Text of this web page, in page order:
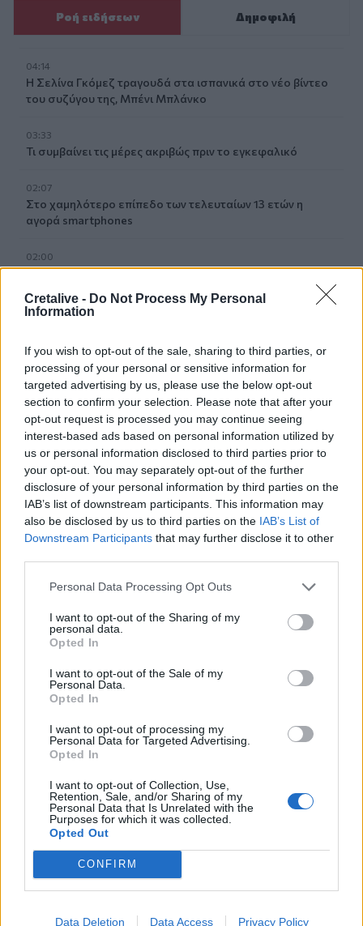
Cretalive - Do Not Process My Personal
Information
If you wish to opt-out of the sale, sharing to third parties, or
processing of your personal or sensitive information for
targeted advertising by us, please use the below opt-out
section to confirm your selection. Please note that after your
opt-out request is processed you may continue seeing
interest-based ads based on personal information utilized by
us or personal information disclosed to third parties prior to
your opt-out. You may separately opt-out of the further
disclosure of your personal information by third parties on the
IAB’s list of downstream participants. This information may
also be disclosed by us to third parties on the IAB’s List of
Downstream Participants that may further disclose it to other
Personal Data Processing Opt Outs
I want to opt-out of the Sharing of my
personal data.
Opted In
I want to opt-out of the Sale of my
Personal Data.
Opted In
I want to opt-out of processing my
Personal Data for Targeted Advertising.
Opted In
I want to opt-out of Collection, Use,
Retention, Sale, and/or Sharing of my
Personal Data that Is Unrelated with the
Purposes for which it was collected.
Opted Out
CONFIRM
Data Deletion Data Access Privacy Policy
Ροή ειδήσεων Δημοφιλή
04:14
Η Σελίνα Γκόμεζ τραγουδά στα ισπανικά στο νέο βίντεο
του συζύγου της, Μπένι Μπλάνκο
03:33
Τι συμβαίνει τις μέρες ακριβώς πριν το εγκεφαλικό
02:07
Στο χαμηλότερο επίπεδο των τελευταίων 13 ετών η
αγορά smartphones
02:00
Νέιθαν Τόμας: Το παιδί-θαύμα που έγινε καθηγητής
σταφύλια
23:55
Βρετανία: Η κυβέρνηση δεν θα προχωρήσει σε διεξαγωγή
έρευνας για τον Έπστιν
ΗΠΑ: Ο Ζούκερμπεργκ ζήτησε συγγνώμη από την
κυβέρνηση της Ινδίας για περιεχόμενο και λάθη της Meta
23:40
Βόλος: Υπό έλεγχο η φωτιά στο Αρχαίο Θέατρο
Δημητριάδος
Φωτιά σε χαμηλή βλάστηση στην Κάρπαθο
Κολομβία: Διασώθηκε ιπποποταμάκι από την αποικία του
Πάμπλο Εσκομπάρ
Κυψέλη: Τα δύο σενάρια που εξετάζουν οι Αρχές για τη
δολοφονία της Σκωτσέζας
Οι ΗΠΑ αναστέλλουν τις εισαγωγές από τον μεγαλύτερο
παραγωγό αβοκάντο του Μεξικού
Κατσαφάδος από τα Βίλια: «Κανένας δεν μένει πίσω» -
Σε εξέλιξη οι διαδικασίες αποζημιώσεων για τους